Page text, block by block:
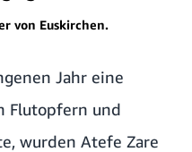
von Euskirchen.
Jahr eine
Flutopfern und
wurden Atefe Zare